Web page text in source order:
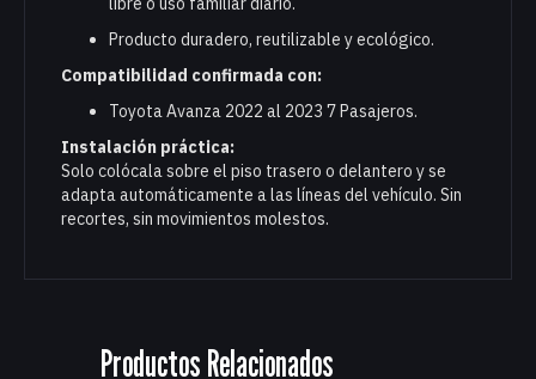
Producto duradero, reutilizable y ecológico.
Compatibilidad confirmada con:
Toyota Avanza 2022 al 2023 7 Pasajeros.
Instalación práctica:
Solo colócala sobre el piso trasero o delantero y se
adapta automáticamente a las líneas del vehículo. Sin
recortes, sin movimientos molestos.
Productos Relacionados